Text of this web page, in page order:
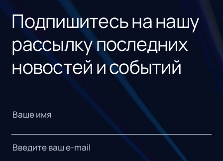
Подпишитесь на нашу
рассылку последних
новостей и событий